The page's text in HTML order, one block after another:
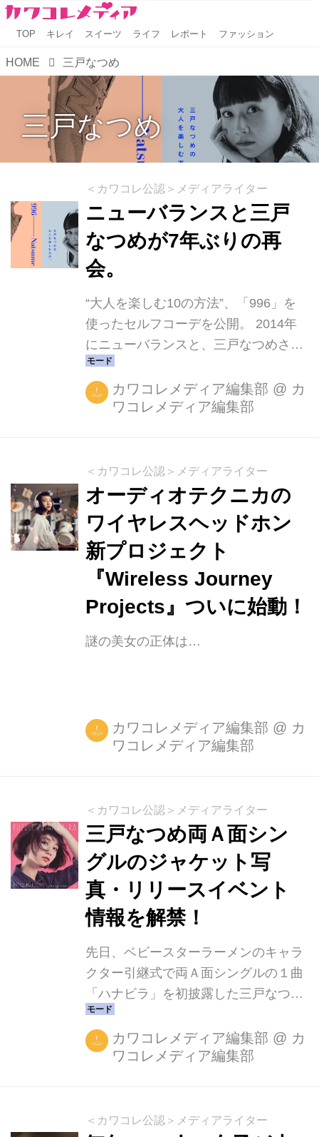
TOP キレイ スイーツ ライフ レポート ファッション
HOME 三戸なつめ
三戸なつめ
＜カワコレ公認＞メディアライター
ニューバランスと三戸
なつめが7年ぶりの再
会。
“大人を楽しむ10の方法”、「996」を
使ったセルフコーデを公開。 2014年
にニューバランスと、三戸なつめさん
で行ったキャンペーン「Sneaker and
Me feat. Natsume Mito」から7年、ニ
ューアイテムの発売に合わせて再会
モデル「WL996」の最新作が三戸なつ
めさんがセルフコーディネートで着こ
たスニーカーとフォルムはそこまで変
わっていないのに、今日の「996」
は、余裕がある大人に似合うと感じま
した。この靴が、昔から長く愛されて
きたこともよくわかります。...
カワコレメディア編集部 @ カ
ワコレメディア編集部
＜カワコレ公認＞メディアライター
オーディオテクニカの
ワイヤレスヘッドホン
新プロジェクト
『Wireless Journey
Projects』ついに始動！
謎の美女の正体は…
カワコレメディア編集部 @ カ
ワコレメディア編集部
＜カワコレ公認＞メディアライター
三戸なつめ両Ａ面シン
グルのジャケット写
真・リリースイベント
情報を解禁！
先日、ベビースターラーメンのキャラ
クター引継式で両Ａ面シングルの１曲
「ハナビラ」を初披露した三戸なつめ
さんのジャケット写真とリリースに伴
うイベントの開催が発表されました。
先日の新アーティスト写真の発表で話
話題必至！両Ａ面・ダブルタイアップ
カワコレメディア編集部 @ カ
ワコレメディア編集部
＜カワコレ公認＞メディアライター